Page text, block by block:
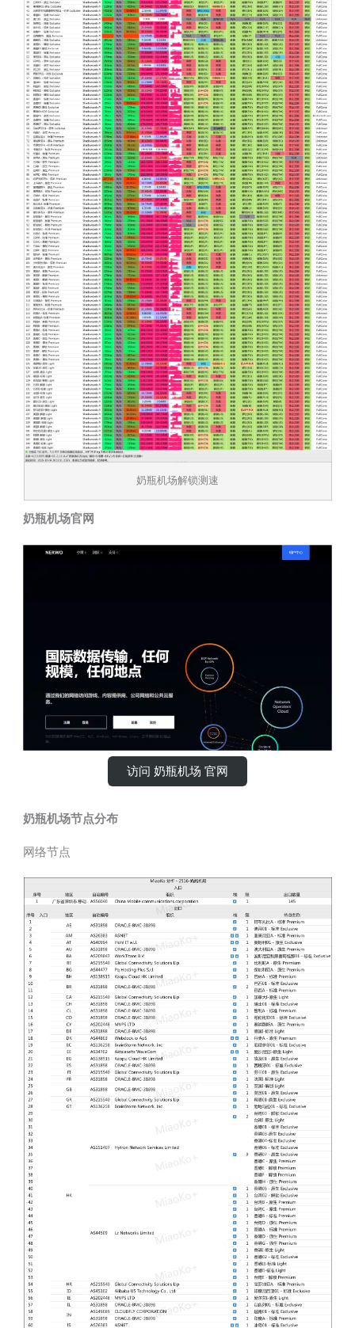
奶瓶机场解锁测速
奶瓶机场官网
访问 奶瓶机场 官网
奶瓶机场节点分布
网络节点